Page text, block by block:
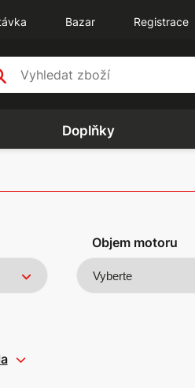
Bazar Registrace
Doplňky
Objem motoru